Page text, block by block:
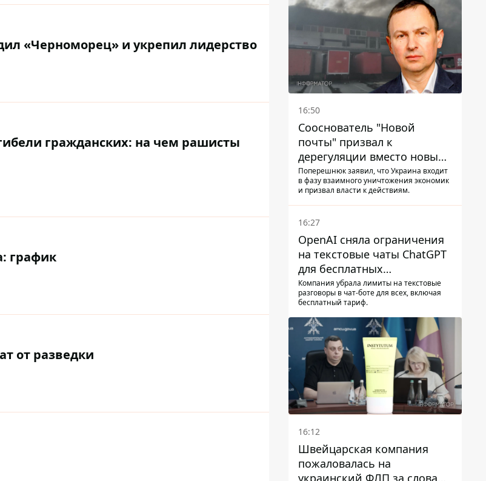
«Черноморец» и укрепил лидерство
гражданских: на чем рашисты
график
от разведки
16:50
Сооснователь "Новой
почты" призвал к
дерегуляции вместо новых
налогов - Гетманцев против
Поперешнюк заявил, что Украина входит
в фазу взаимного уничтожения экономик
и призвал власти к действиям.
16:27
OpenAI сняла ограничения
на текстовые чаты ChatGPT
для бесплатных
пользователей
Компания убрала лимиты на текстовые
разговоры в чат-боте для всех, включая
бесплатный тариф.
16:12
Швейцарская компания
пожаловалась на